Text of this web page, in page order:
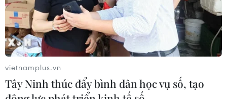
Nga thông báo tấn công căn
cứ ngầm của Ukraine
06/08/2026 16:21
Tây Ban Nha: 100 người thiệt mạng
vietnamplus.vn
Tây Ninh thúc đẩy bình dân học vụ số, tạo